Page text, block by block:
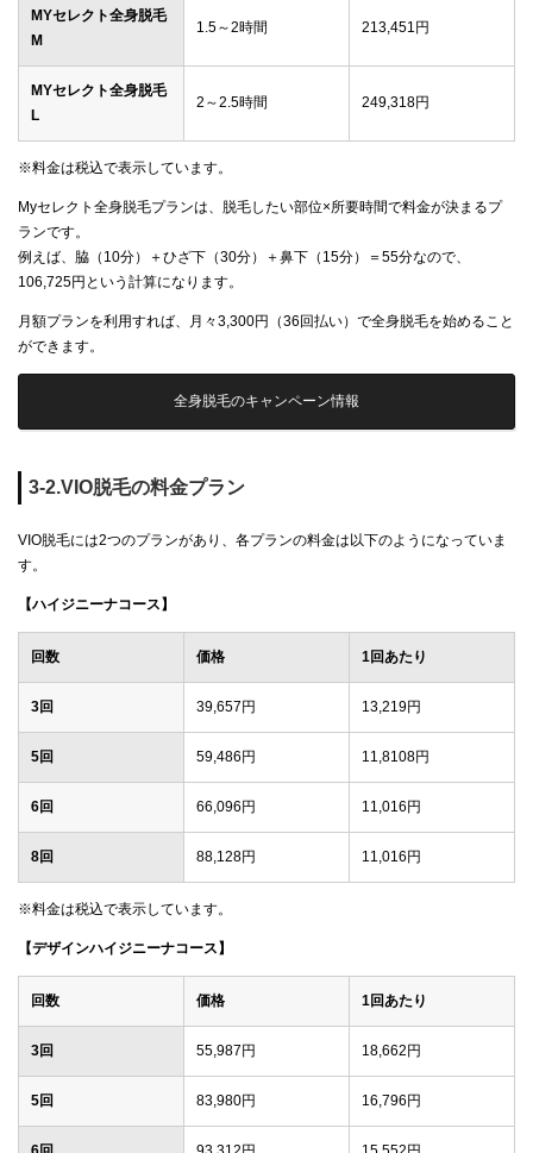
MYセレクト全身脱毛
M
1.5～2時間 213,451円
MYセレクト全身脱毛
L
2～2.5時間 249,318円
※料金は税込で表示しています。
Myセレクト全身脱毛プランは、脱毛したい部位×所要時間で料金が決まるプ
ランです。
例えば、脇（10分）＋ひざ下（30分）＋鼻下（15分）＝55分なので、
106,725円という計算になります。
月額プランを利用すれば、月々3,300円（36回払い）で全身脱毛を始めること
ができます。
全身脱毛のキャンペーン情報
3-2.VIO脱毛の料金プラン
VIO脱毛には2つのプランがあり、各プランの料金は以下のようになっていま
す。
【ハイジニーナコース】
回数 価格 1回あたり
3回 39,657円 13,219円
5回 59,486円 11,8108円
6回 66,096円 11,016円
8回 88,128円 11,016円
※料金は税込で表示しています。
【デザインハイジニーナコース】
回数 価格 1回あたり
3回 55,987円 18,662円
5回 83,980円 16,796円